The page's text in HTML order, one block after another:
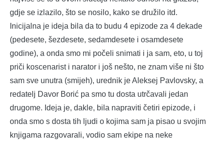
gdje se izlazilo, što se nosilo, kako se družilo itd.
Inicijalna je ideja bila da to budu 4 epizode za 4 dekade
(pedesete, šezdesete, sedamdesete i osamdesete
godine), a onda smo mi počeli snimati i ja sam, eto, u toj
priči koscenarist i narator i još nešto, ne znam više ni što
sam sve unutra (smijeh), urednik je Aleksej Pavlovsky, a
redatelj Davor Borić pa smo tu dosta utrčavali jedan
drugome. Ideja je, dakle, bila napraviti četiri epizode, i
onda smo s dosta tih ljudi o kojima sam ja pisao u svojim
knjigama razgovarali, vodio sam ekipe na neke